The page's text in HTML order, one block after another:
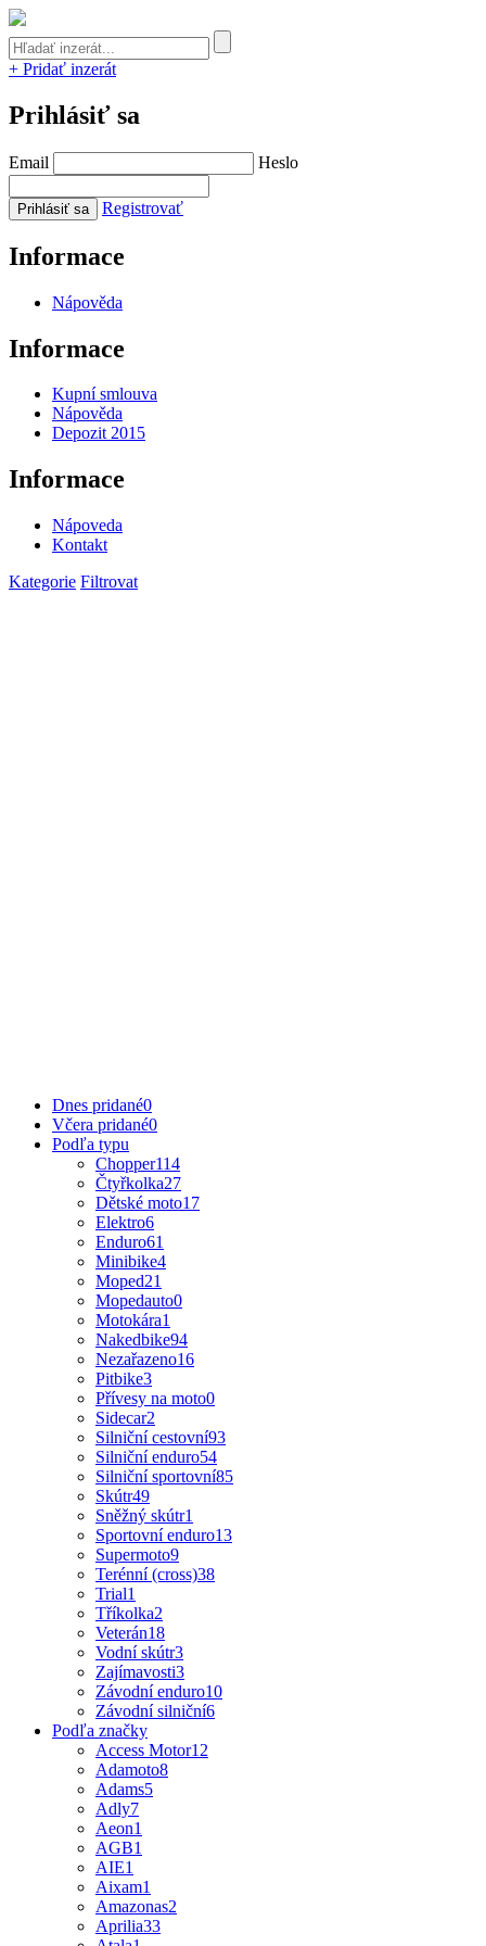
+ Pridať inzerát
Prihlásiť sa
Email Heslo
Registrovať
Informace
Nápověda
Informace
Kupní smlouva
Nápověda
Depozit 2015
Informace
Nápoveda
Kontakt
Kategorie Filtrovat
Dnes pridané0
Včera pridané0
Podľa typu
Chopper114
Čtyřkolka27
Dětské moto17
Elektro6
Enduro61
Minibike4
Moped21
Mopedauto0
Motokára1
Nakedbike94
Nezařazeno16
Pitbike3
Přívesy na moto0
Sidecar2
Silniční cestovní93
Silniční enduro54
Silniční sportovní85
Skútr49
Sněžný skútr1
Sportovní enduro13
Supermoto9
Terénní (cross)38
Trial1
Tříkolka2
Veterán18
Vodní skútr3
Zajímavosti3
Závodní enduro10
Závodní silniční6
Podľa značky
Access Motor12
Adamoto8
Adams5
Adly7
Aeon1
AGB1
AIE1
Aixam1
Amazonas2
Aprilia33